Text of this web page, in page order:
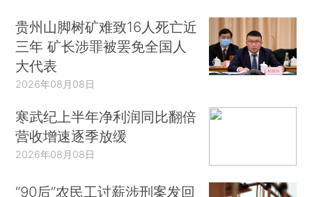
贵州山脚树矿难致16人死亡近
三年 矿长涉罪被罢免全国人
大代表
2026年08月08日
寒武纪上半年净利润同比翻倍
营收增速逐季放缓
2026年08月08日
“90后”农民工讨薪涉刑案发回